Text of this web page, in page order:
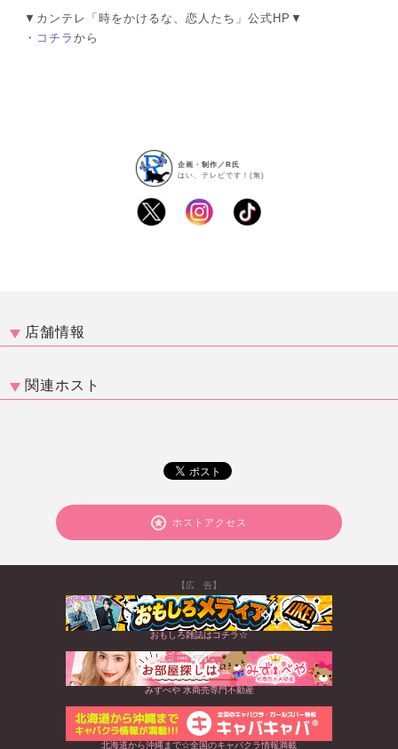
▼カンテレ「時をかけるな、恋人たち」公式HP▼
・ コチラ から
企画・制作／R氏
はい、テレビです！(無)
店舗情報
関連ホスト
ホストアクセス
【広 告】
おもしろ雑誌はコチラ☆
みずべや 水商売専門不動産
北海道から沖縄まで☆全国のキャバクラ情報満載